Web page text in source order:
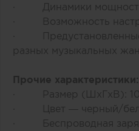
· Динамики
· Возможность
·
разных музыкальных
Прочие характеристики:
· Размер (ШхГхВ):
· Цвет — черный/
· Беспроводная